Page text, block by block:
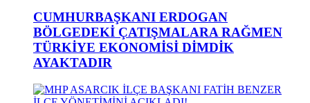
CUMHURBAŞKANI ERDOGAN
BÖLGEDEKİ ÇATIŞMALARA RAĞMEN
TÜRKİYE EKONOMİSİ DİMDİK
AYAKTADIR